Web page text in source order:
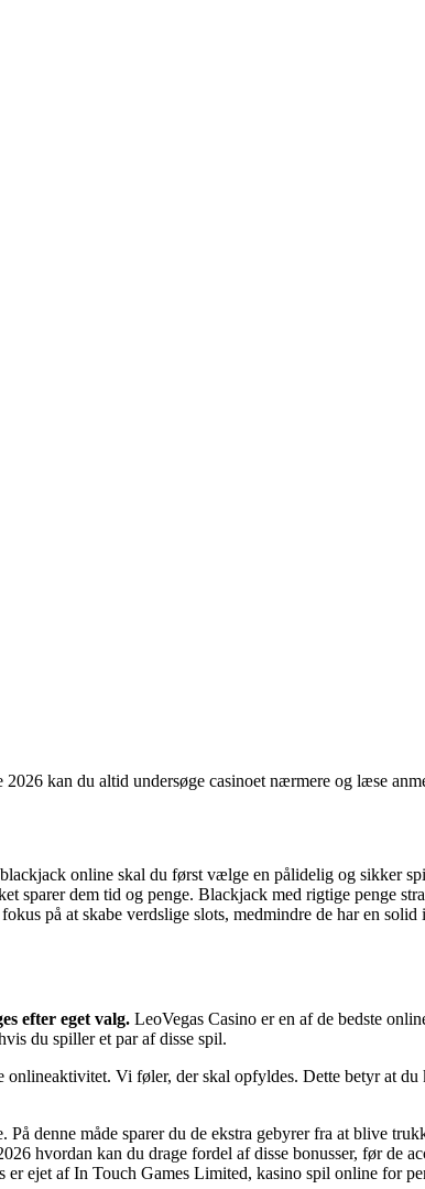
kan du altid undersøge casinoet nærmere og læse
online skal du først vælge en pålidelig og sikker
dem tid og penge. Blackjack med rigtige penge
på at skabe verdslige slots, medmindre de har en
efter eget valg. LeoVegas Casino er en af de bedste
du spiller et par af disse spil.
Vi føler, der skal opfyldes. Dette betyr at
denne måde sparer du de ekstra gebyrer fra at blive
hvordan kan du drage fordel af disse bonusser, før de
ejet af In Touch Games Limited, kasino spil online for